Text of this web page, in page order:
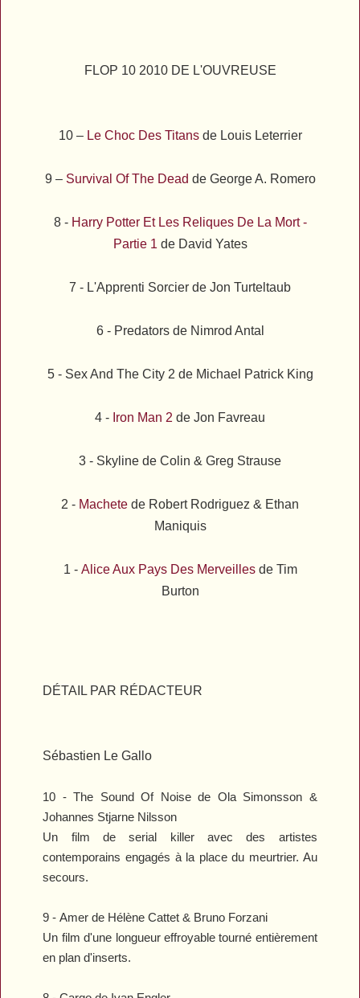
FLOP 10 2010 DE L'OUVREUSE
10 – Le Choc Des Titansde Louis Leterrier
9 – Survival Of The Dead de George A. Romero
8 - Harry Potter Et Les Reliques De La Mort -
Partie 1 de David Yates
7 - L'Apprenti Sorcier de Jon Turteltaub
6 - Predatorsde Nimrod Antal
5 - Sex And The City 2 de Michael Patrick King
4 - Iron Man 2 de Jon Favreau
3 - Skyline de Colin & Greg Strause
2 - Machete de Robert Rodriguez & Ethan
Maniquis
1 - Alice Aux Pays Des Merveillesde Tim
Burton
DÉTAIL PAR RÉDACTEUR
Sébastien Le Gallo
10 -The Sound Of Noisede Ola Simonsson &
Johannes Stjarne Nilsson
Un film de serial killer avec des artistes
contemporains engagés à la place du meurtrier. Au
secours.
9 -Amerde Hélène Cattet & Bruno Forzani
Un film d'une longueur effroyable tourné entièrement
en plan d'inserts.